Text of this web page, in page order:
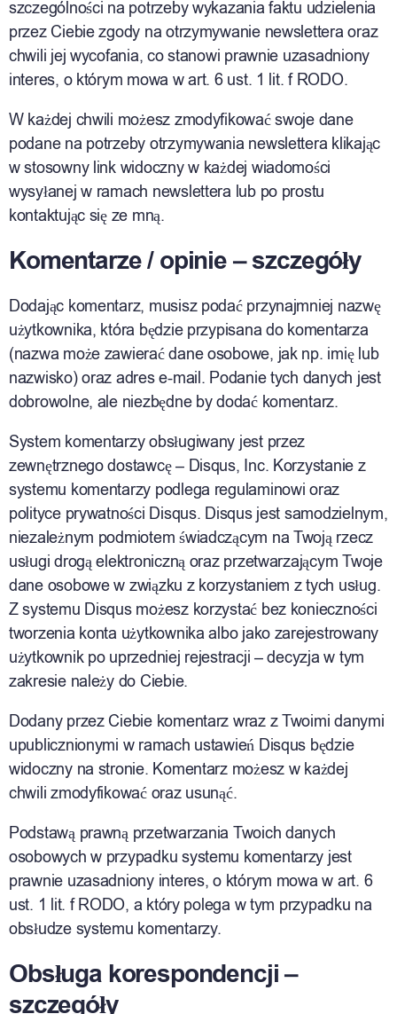
szczególności na potrzeby wykazania faktu udzielenia
przez Ciebie zgody na otrzymywanie newslettera oraz
chwili jej wycofania, co stanowi prawnie uzasadniony
interes, o którym mowa w art. 6 ust. 1 lit. f RODO.
W każdej chwili możesz zmodyfikować swoje dane
podane na potrzeby otrzymywania newslettera klikając
w stosowny link widoczny w każdej wiadomości
wysyłanej w ramach newslettera lub po prostu
kontaktując się ze mną.
Komentarze / opinie – szczegóły
Dodając komentarz, musisz podać przynajmniej nazwę
użytkownika, która będzie przypisana do komentarza
(nazwa może zawierać dane osobowe, jak np. imię lub
nazwisko) oraz adres e-mail. Podanie tych danych jest
dobrowolne, ale niezbędne by dodać komentarz.
System komentarzy obsługiwany jest przez
zewnętrznego dostawcę – Disqus, Inc. Korzystanie z
systemu komentarzy podlega regulaminowi oraz
polityce prywatności Disqus. Disqus jest samodzielnym,
niezależnym podmiotem świadczącym na Twoją rzecz
usługi drogą elektroniczną oraz przetwarzającym Twoje
dane osobowe w związku z korzystaniem z tych usług.
Z systemu Disqus możesz korzystać bez konieczności
tworzenia konta użytkownika albo jako zarejestrowany
użytkownik po uprzedniej rejestracji – decyzja w tym
zakresie należy do Ciebie.
Dodany przez Ciebie komentarz wraz z Twoimi danymi
upublicznionymi w ramach ustawień Disqus będzie
widoczny na stronie. Komentarz możesz w każdej
chwili zmodyfikować oraz usunąć.
Podstawą prawną przetwarzania Twoich danych
osobowych w przypadku systemu komentarzy jest
prawnie uzasadniony interes, o którym mowa w art. 6
ust. 1 lit. f RODO, a który polega w tym przypadku na
obsłudze systemu komentarzy.
Obsługa korespondencji –
szczegóły